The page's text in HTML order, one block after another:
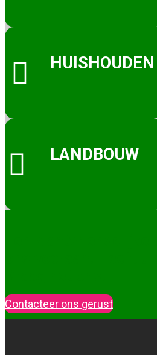
 HUISHOUDEN
 LANDBOUW
Contacteer ons gerust